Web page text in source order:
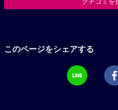
このページをシェアする